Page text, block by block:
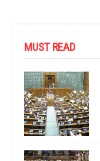
MUST READ